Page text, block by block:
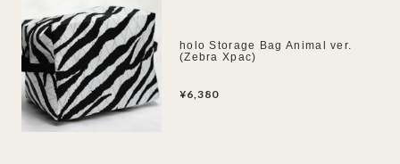
holo Storage Bag Animal ver.
(Zebra Xpac)
¥6,380